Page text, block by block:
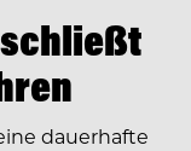
dauerhafte